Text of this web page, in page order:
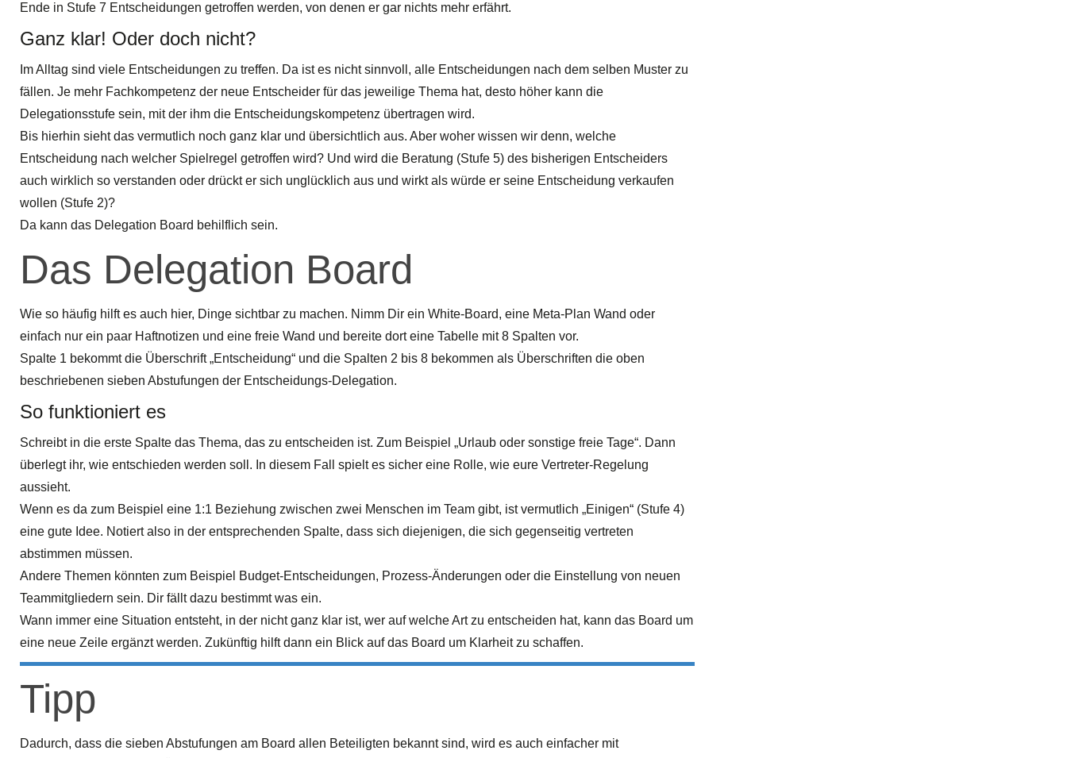
Ende in Stufe 7 Entscheidungen getroffen werden, von denen er gar nichts mehr erfährt.
Ganz klar! Oder doch nicht?
Im Alltag sind viele Entscheidungen zu treffen. Da ist es nicht sinnvoll, alle Entscheidungen nach dem selben Muster zu
fällen. Je mehr Fachkompetenz der neue Entscheider für das jeweilige Thema hat, desto höher kann die
Delegationsstufe sein, mit der ihm die Entscheidungskompetenz übertragen wird.
Bis hierhin sieht das vermutlich noch ganz klar und übersichtlich aus. Aber woher wissen wir denn, welche
Entscheidung nach welcher Spielregel getroffen wird? Und wird die Beratung (Stufe 5) des bisherigen Entscheiders
auch wirklich so verstanden oder drückt er sich unglücklich aus und wirkt als würde er seine Entscheidung verkaufen
wollen (Stufe 2)?
Da kann das Delegation Board behilflich sein.
Das Delegation Board
Wie so häufig hilft es auch hier, Dinge sichtbar zu machen. Nimm Dir ein White-Board, eine Meta-Plan Wand oder
einfach nur ein paar Haftnotizen und eine freie Wand und bereite dort eine Tabelle mit 8 Spalten vor.
Spalte 1 bekommt die Überschrift „Entscheidung“ und die Spalten 2 bis 8 bekommen als Überschriften die oben
beschriebenen sieben Abstufungen der Entscheidungs-Delegation.
So funktioniert es
Schreibt in die erste Spalte das Thema, das zu entscheiden ist. Zum Beispiel „Urlaub oder sonstige freie Tage“. Dann
überlegt ihr, wie entschieden werden soll. In diesem Fall spielt es sicher eine Rolle, wie eure Vertreter-Regelung
aussieht.
Wenn es da zum Beispiel eine 1:1 Beziehung zwischen zwei Menschen im Team gibt, ist vermutlich „Einigen“ (Stufe 4)
eine gute Idee. Notiert also in der entsprechenden Spalte, dass sich diejenigen, die sich gegenseitig vertreten
abstimmen müssen.
Andere Themen könnten zum Beispiel Budget-Entscheidungen, Prozess-Änderungen oder die Einstellung von neuen
Teammitgliedern sein. Dir fällt dazu bestimmt was ein.
Wann immer eine Situation entsteht, in der nicht ganz klar ist, wer auf welche Art zu entscheiden hat, kann das Board um
eine neue Zeile ergänzt werden. Zukünftig hilft dann ein Blick auf das Board um Klarheit zu schaffen.
Tipp
Dadurch, dass die sieben Abstufungen am Board allen Beteiligten bekannt sind, wird es auch einfacher mit